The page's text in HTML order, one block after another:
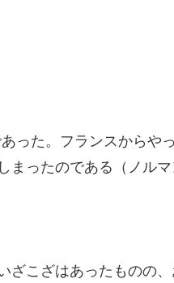
った。フランスからや
まったのである（ノルマ
ざこざはあったものの、